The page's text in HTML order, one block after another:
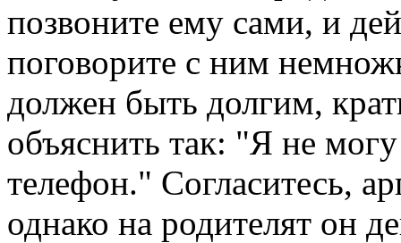
позвоните ему сами, и
поговорите с ним
должен быть долгим,
объяснить так: "Я не
телефон." Согласитесь,
однако на родителят он